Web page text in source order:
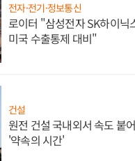
전자·전기·정보통신
로이터 "삼성전자 SK하이닉
미국 수출통제 대비"
건설
원전 건설 국내외서 속도 붙
'약속의 시간'